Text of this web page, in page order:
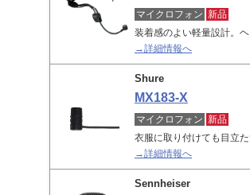
マイクロフォン 新品
装着感のよい軽量設計。
→詳細情報へ
Shure
MX183-X
マイクロフォン 新品
衣服に取り付けても目立
→詳細情報へ
Sennheiser